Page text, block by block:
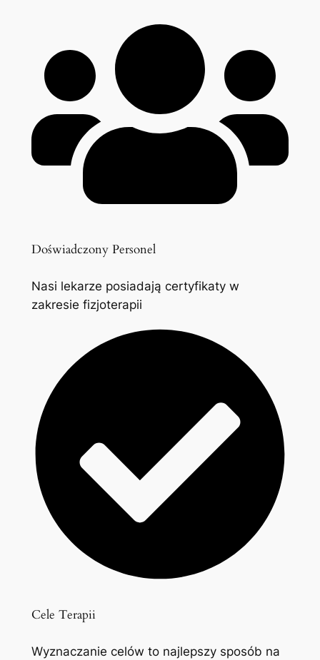
Doświadczony Personel
Nasi lekarze posiadają certyfikaty w
zakresie fizjoterapii
Cele Terapii
Wyznaczanie celów to najlepszy sposób na